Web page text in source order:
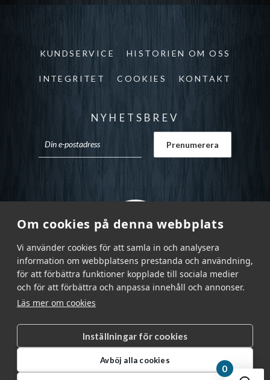
Om cookies på denna webbplats
Vi använder cookies för att samla in och analysera
information om webbplatsens prestanda och användning,
för att förbättra funktioner kopplade till sociala medier
och för att förbättra och anpassa innehåll och annonser.
Läs mer om cookies
Inställningar för cookies
Avböj alla cookies
KUNDSERVICE HISTORIEN OM OSS
INTEGRITET COOKIES KONTAKT
NYHETSBREV
Garnr Sverige AB © 2026 |
info@garnr.se
|
031 - 92 94 92
0